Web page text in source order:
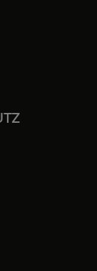
geöffnet
geöffnet